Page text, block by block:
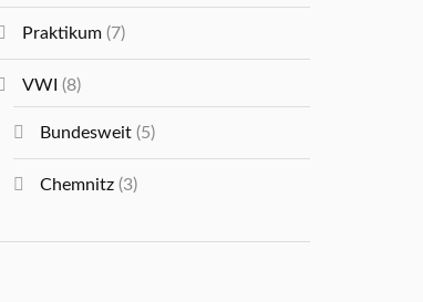
Praktikum (7)
VWI (8)
Bundesweit (5)
Chemnitz (3)